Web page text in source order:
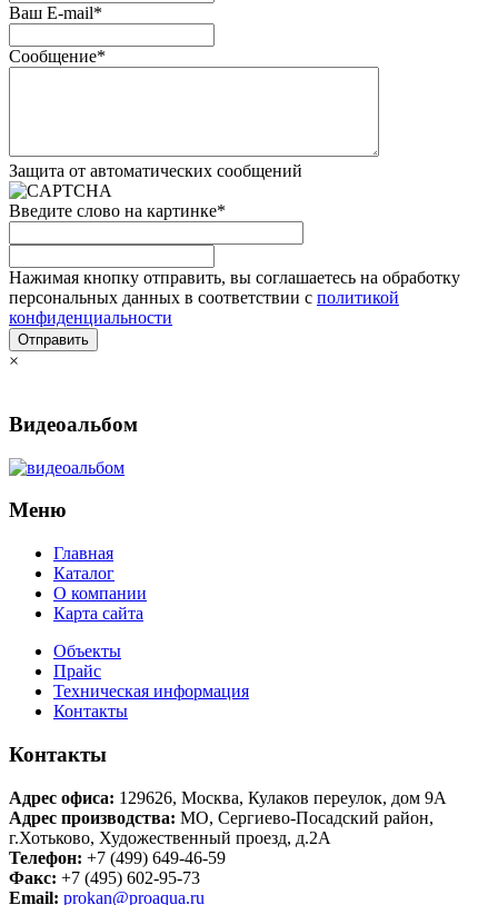
Ваш E-mail*
Сообщение*
Защита от автоматических сообщений
Введите слово на картинке*
Нажимая кнопку отправить, вы соглашаетесь на обработку
персональных данных в соответствии с политикой
конфиденциальности
×
Видеоальбом
Меню
Главная
Каталог
О компании
Карта сайта
Объекты
Прайс
Техническая информация
Контакты
Контакты
Адрес офиса: 129626, Москва, Кулаков переулок, дом 9А
Адрес производства: МО, Сергиево-Посадский район,
г.Хотьково, Художественный проезд, д.2А
Телефон: +7 (499) 649-46-59
Факс: +7 (495) 602-95-73
Email: prokan@proaqua.ru